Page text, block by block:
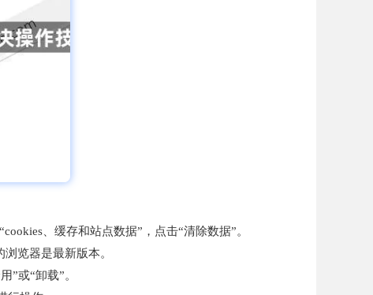
、缓存和站点数据”，点击“清除数据”。
览器是最新版本。
”或“卸载”。